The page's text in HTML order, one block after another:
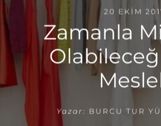
20 EKIM
Zamanla
Yazar: BURCU TUR